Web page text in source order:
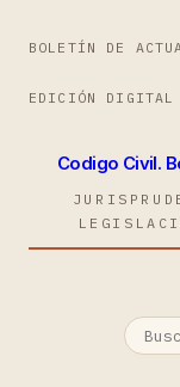
BOLETÍN DE
EDICIÓN DIGITAL
Codigo Civil.